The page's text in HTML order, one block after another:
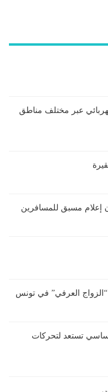
الكهربائي عبر مختلف مناطق
إعلام مسبق للمسافرين
“الزواج العرفي” في تونس
تستعد لتحركات